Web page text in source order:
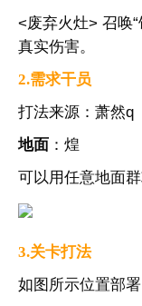
<废弃火灶> 召唤
真实伤害。
2.需求干员
打法来源：萧然q
地面 ：煌
可以用任意地面
3.关卡打法
如图所示位置部